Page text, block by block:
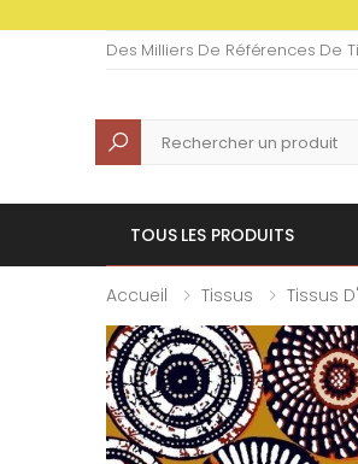
Des Milliers De Références De
Recherche
TOUS LES PRODUITS
Accueil Tissus Tissus